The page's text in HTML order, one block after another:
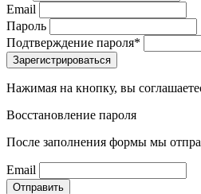
Email
Пароль
Подтверждение пароля*
Зарегистрироваться
Нажимая на кнопку, вы
Восстановление пароля
После заполнения формы мы
Email
Отправить